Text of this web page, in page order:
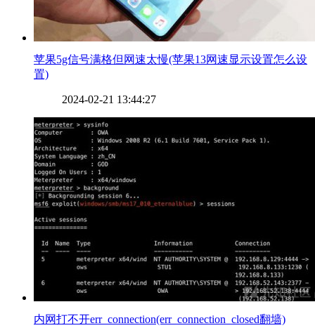
​苹果5g信号满格但网速太慢(苹果13网速显示设置怎么设
置)
2024-02-21 13:44:27
​内网打不开err_connection(err_connection_closed翻墙)